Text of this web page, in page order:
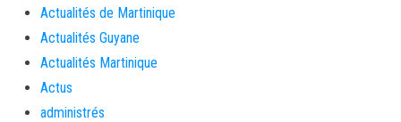
Actualités de Martinique
Actualités Guyane
Actualités Martinique
Actus
administrés